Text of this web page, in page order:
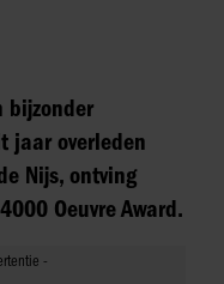
bijzonder
jaar overleden
Nijs, ontving
Oeuvre Award.